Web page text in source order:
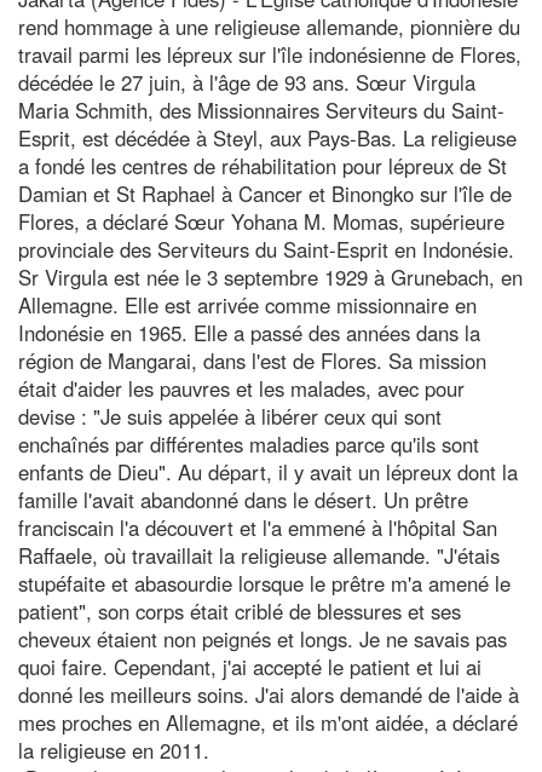
rend hommage à une religieuse allemande, pionnière du
travail parmi les lépreux sur l'île indonésienne de Flores,
décédée le 27 juin, à l'âge de 93 ans. Sœur Virgula
Maria Schmith, des Missionnaires Serviteurs du Saint-
Esprit, est décédée à Steyl, aux Pays-Bas. La religieuse
a fondé les centres de réhabilitation pour lépreux de St
Damian et St Raphael à Cancer et Binongko sur l'île de
Flores, a déclaré Sœur Yohana M. Momas, supérieure
provinciale des Serviteurs du Saint-Esprit en Indonésie.
Sr Virgula est née le 3 septembre 1929 à Grunebach, en
Allemagne. Elle est arrivée comme missionnaire en
Indonésie en 1965. Elle a passé des années dans la
région de Mangarai, dans l'est de Flores. Sa mission
était d'aider les pauvres et les malades, avec pour
devise : "Je suis appelée à libérer ceux qui sont
enchaînés par différentes maladies parce qu'ils sont
enfants de Dieu". Au départ, il y avait un lépreux dont la
famille l'avait abandonné dans le désert. Un prêtre
franciscain l'a découvert et l'a emmené à l'hôpital San
Raffaele, où travaillait la religieuse allemande. "J'étais
stupéfaite et abasourdie lorsque le prêtre m'a amené le
patient", son corps était criblé de blessures et ses
cheveux étaient non peignés et longs. Je ne savais pas
quoi faire. Cependant, j'ai accepté le patient et lui ai
donné les meilleurs soins. J'ai alors demandé de l'aide à
mes proches en Allemagne, et ils m'ont aidée, a déclaré
la religieuse en 2011.